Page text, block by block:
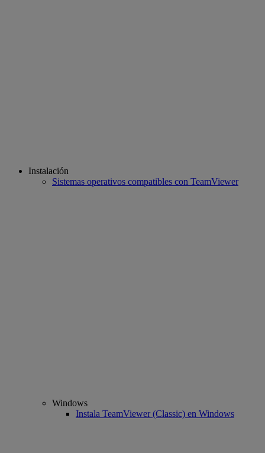
Instalación
Sistemas operativos compatibles con TeamViewer
Windows
Instala TeamViewer (Classic) en Windows